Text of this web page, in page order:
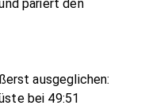
pariert den
ausgeglichen:
bei 49:51